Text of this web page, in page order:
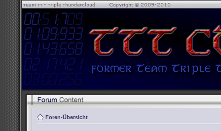
Foren-Übersicht